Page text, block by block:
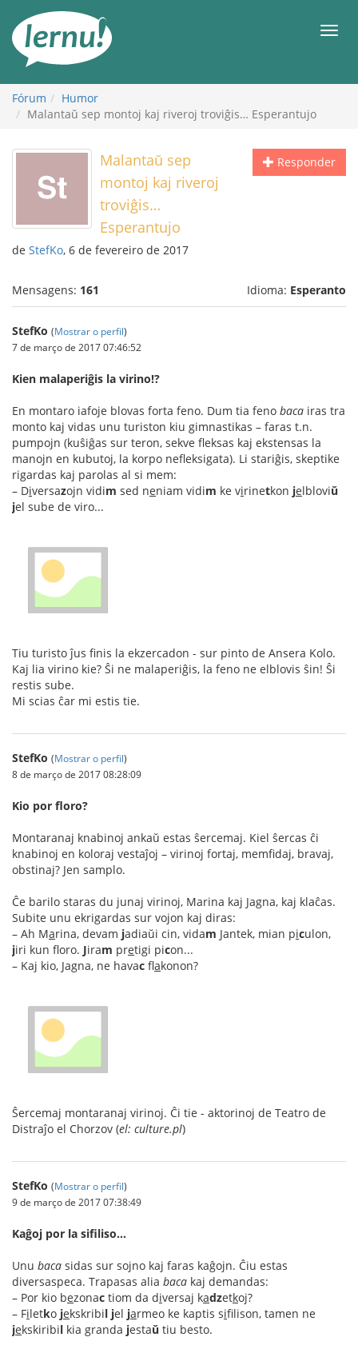
conteúdo
Fórum
Humor
Malantaŭ sep montoj kaj riveroj troviĝis… Esperantujo
Responder
Malantaŭ sep
montoj kaj riveroj
troviĝis…
Esperantujo
de StefKo, 6 de fevereiro de 2017
Mensagens: 161 Idioma: Esperanto
StefKo (Mostrar o perfil)
7 de março de 2017 07:46:52
Kien malaperiĝis la virino!?
En montaro iafoje blovas forta feno. Dum tia feno baca iras tra
monto kaj vidas unu turiston kiu gimnastikas – faras t.n.
pumpojn (kuŝiĝas sur teron, sekve fleksas kaj ekstensas la
manojn en kubutoj, la korpo nefleksigata). Li stariĝis, skeptike
rigardas kaj parolas al si mem:
– Diversazojn vidim sed neniam vidim ke virinetkon jelbloviŭ
jel sube de viro...
Tiu turisto ĵus finis la ekzercadon - sur pinto de Ansera Kolo.
Kaj lia virino kie? Ŝi ne malaperiĝis, la feno ne elblovis ŝin! Ŝi
restis sube.
Mi scias ĉar mi estis tie.
StefKo (Mostrar o perfil)
8 de março de 2017 08:28:09
Kio por floro?
Montaranaj knabinoj ankaŭ estas ŝercemaj. Kiel ŝercas ĉi
knabinoj en koloraj vestaĵoj – virinoj fortaj, memfidaj, bravaj,
obstinaj? Jen samplo.
Ĉe barilo staras du junaj virinoj, Marina kaj Jagna, kaj klaĉas.
Subite unu ekrigardas sur vojon kaj diras:
– Ah Marina, devam jadiaŭi cin, vidam Jantek, mian piculon,
jiri kun floro. Jiram pretigi picon...
– Kaj kio, Jagna, ne havac flakonon?
Ŝercemaj montaranaj virinoj. Ĉi tie - aktorinoj de Teatro de
Distraĵo el Chorzov (el: culture.pl)
StefKo (Mostrar o perfil)
9 de março de 2017 07:38:49
Kaĝoj por la sifiliso…
Unu baca sidas sur sojno kaj faras kaĝojn. Ĉiu estas
diversaspeca. Trapasas alia baca kaj demandas:
– Por kio bezonac tiom da diversaj kadzetkoj?
– Filetko jekskribil jel jarmeo ke kaptis sifilison, tamen ne
jekskiribil kia granda jestaŭ tiu besto.